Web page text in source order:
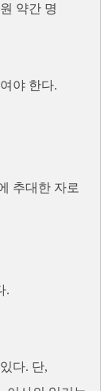
약간 명
야 한다.
추대한 자로
.
다. 단,